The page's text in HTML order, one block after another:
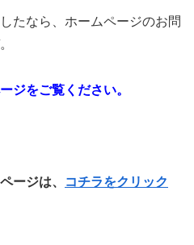
たなら、ホームページのお問
ジをご覧ください。
ージは、 コチラをクリック